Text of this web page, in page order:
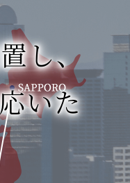
し、
いた